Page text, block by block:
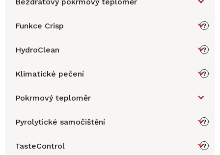
Funkce Crisp ?
HydroClean ?
Klimatické pečení ?
Pokrmový teploměr
Pyrolytické samočištění ?
TasteControl ?